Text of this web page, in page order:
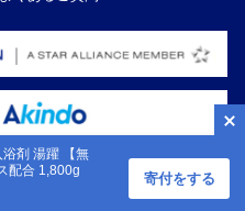
浴剤 湯躍 【無
配合 1,800g
寄付をする
Co., Ltd